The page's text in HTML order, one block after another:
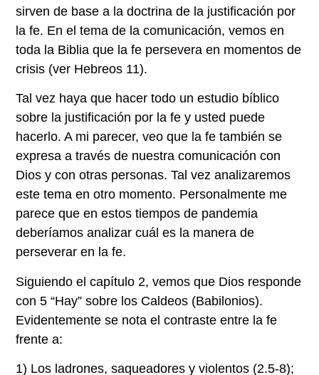
sirven de base a la doctrina de la justificación por
la fe. En el tema de la comunicación, vemos en
toda la Biblia que la fe persevera en momentos de
crisis (ver Hebreos 11).
Tal vez haya que hacer todo un estudio bíblico
sobre la justificación por la fe y usted puede
hacerlo. A mi parecer, veo que la fe también se
expresa a través de nuestra comunicación con
Dios y con otras personas. Tal vez analizaremos
este tema en otro momento. Personalmente me
parece que en estos tiempos de pandemia
deberíamos analizar cuál es la manera de
perseverar en la fe.
Siguiendo el capítulo 2, vemos que Dios responde
con 5 “Hay” sobre los Caldeos (Babilonios).
Evidentemente se nota el contraste entre la fe
frente a:
1) Los ladrones, saqueadores y violentos (2.5-8);